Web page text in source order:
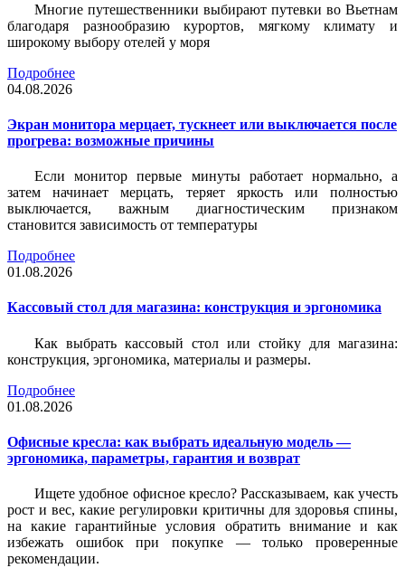
Многие путешественники выбирают путевки во Вьетнам
благодаря разнообразию курортов, мягкому климату и
широкому выбору отелей у моря
Подробнее
04.08.2026
Экран монитора мерцает, тускнеет или выключается после
прогрева: возможные причины
Если монитор первые минуты работает нормально, а
затем начинает мерцать, теряет яркость или полностью
выключается, важным диагностическим признаком
становится зависимость от температуры
Подробнее
01.08.2026
Кассовый стол для магазина: конструкция и эргономика
Как выбрать кассовый стол или стойку для магазина:
конструкция, эргономика, материалы и размеры.
Подробнее
01.08.2026
Офисные кресла: как выбрать идеальную модель —
эргономика, параметры, гарантия и возврат
Ищете удобное офисное кресло? Рассказываем, как учесть
рост и вес, какие регулировки критичны для здоровья спины,
на какие гарантийные условия обратить внимание и как
избежать ошибок при покупке — только проверенные
рекомендации.